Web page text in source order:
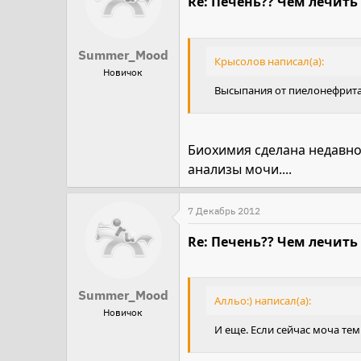
Summer_Mood
Новичок
Крысолов написал(а):
Высыпания от
Биохимия сделана
анализы мочи....
Summer_Mood
Новичок
7 Декабрь 2012
Re: Печень?? Чем лечить
Алльо:) написал(а):
И еще. Если сейчас моча